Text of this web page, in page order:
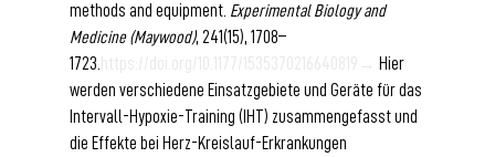
methods and equipment. Experimental Biology and
Medicine (Maywood), 241(15), 1708–
1723.
https://doi.org/10.1177/1535370216640819→ Hier
werden verschiedene Einsatzgebiete und Geräte für das
Intervall-Hypoxie-Training (IHT) zusammengefasst und
die Effekte bei Herz-Kreislauf-Erkrankungen